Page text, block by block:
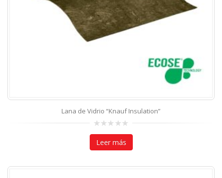
Lana de Vidrio “Knauf Insulation”
0
out
5
Leer más